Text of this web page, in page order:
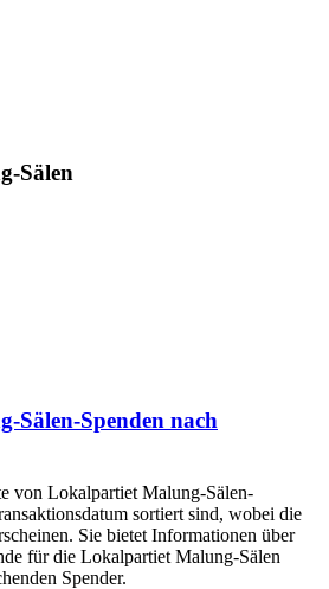
Sälen
Sälen-Spenden nach
von Lokalpartiet Malung-Sälen-
sortiert sind, wobei die
Sie bietet Informationen über
für die Lokalpartiet Malung-Sälen
Spender.